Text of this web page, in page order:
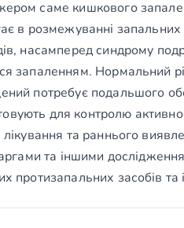
саме кишкового
в розмежуванні
насамперед синдрому
запаленням. Нормальний
потребує подальшого
для контролю
та раннього
та іншими
протизапальних засобів та